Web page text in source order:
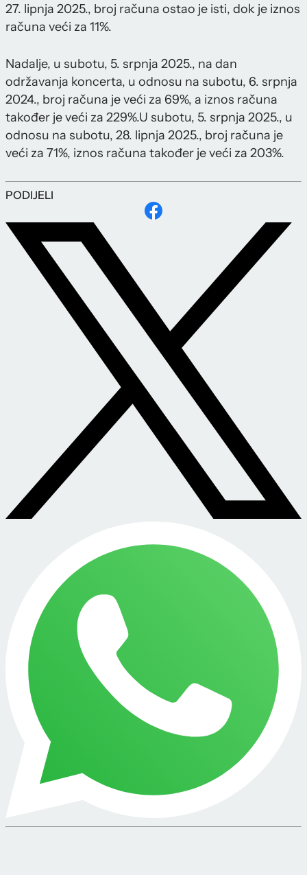
27. lipnja 2025., broj računa ostao je isti, dok je iznos
računa veći za 11%.
Nadalje, u subotu, 5. srpnja 2025., na dan
održavanja koncerta, u odnosu na subotu, 6. srpnja
2024., broj računa je veći za 69%, a iznos računa
također je veći za 229%.U subotu, 5. srpnja 2025., u
odnosu na subotu, 28. lipnja 2025., broj računa je
veći za 71%, iznos računa također je veći za 203%.
PODIJELI